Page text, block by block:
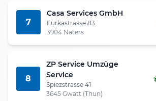
7
Casa Services GmbH
Furkastrasse 83
3904 Naters
8
ZP Service Umzüge
Service
Spiezstrasse 41
3645 Gwatt (Thun)